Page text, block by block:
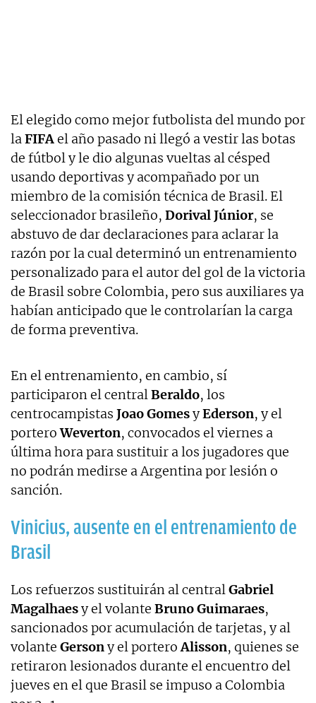
El elegido como mejor futbolista del mundo por
laFIFAel año pasado ni llegó a vestir las botas
de fútbol y le dio algunas vueltas al césped
usando deportivas y acompañado por un
miembro de la comisión técnica de Brasil. El
seleccionador brasileño, Dorival Júnior, se
abstuvo de dar declaraciones para aclarar la
razón por la cual determinó un entrenamiento
personalizado para el autor del gol de la victoria
de Brasil sobre Colombia, pero sus auxiliares ya
habían anticipado que le controlarían la carga
de forma preventiva.
En el entrenamiento, en cambio, sí
participaron el centralBeraldo, los
centrocampistas Joao GomesyEderson, y el
porteroWeverton, convocados el viernes a
última hora para sustituir a los jugadores que
no podrán medirse a Argentina por lesión o
sanción.
Vinicius, ausente en el entrenamiento de
Brasil
Los refuerzos sustituirán al centralGabriel
Magalhaesy el volante Bruno Guimaraes,
sancionados por acumulación de tarjetas, y al
volante Gersony el porteroAlisson, quienes se
retiraron lesionados durante el encuentro del
jueves en el que Brasil se impuso a Colombia